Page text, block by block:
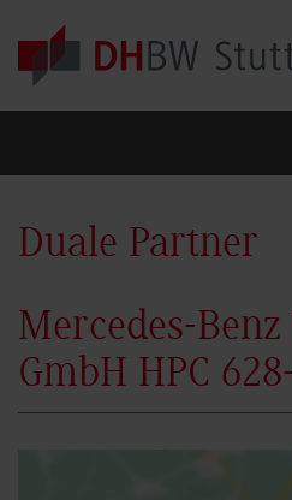
Skip to main content
Duale Partner
Mercedes-
GmbH HPC